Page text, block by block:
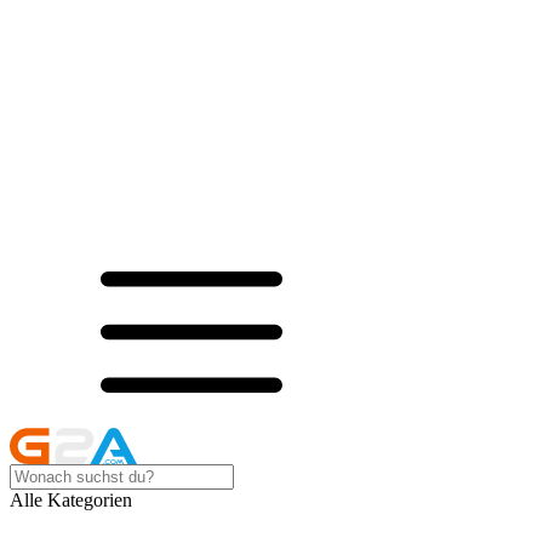
Alle Kategorien